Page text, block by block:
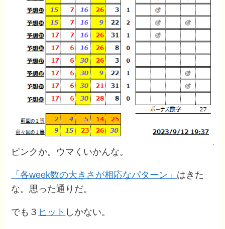
ピンクか。ウマくいかんな。
「各week数の大きさが相応なパターン」 はきた
な。思った通りだ。
でも３ ヒット しかない。